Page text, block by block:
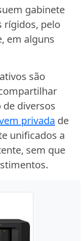
gabinete
rígidos, pelo
em alguns
são
diversos
privada de
unificados a
sem que